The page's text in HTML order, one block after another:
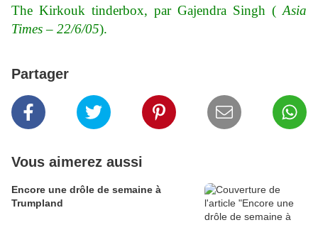
The Kirkouk tinderbox, par Gajendra Singh ( Asia
Times – 22/6/05).
Partager
Vous aimerez aussi
Encore une drôle de semaine à
Trumpland